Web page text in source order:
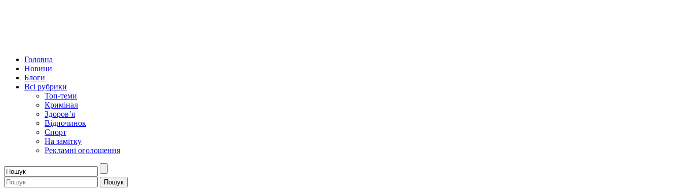
Головна
Новини
Блоги
Всі рубрики
Топ-теми
Кримінал
Здоров’я
Відпочинок
Спорт
На замітку
Рекламні оголошення